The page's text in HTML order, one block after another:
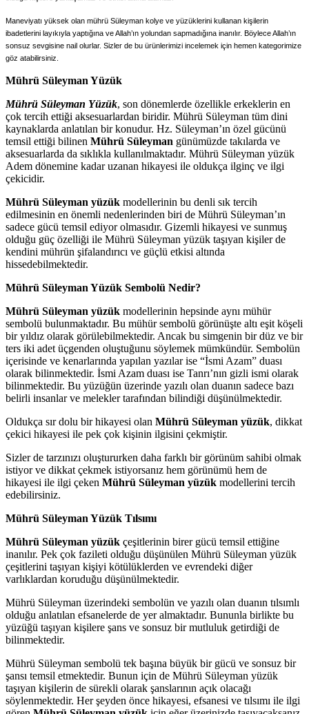
Maneviyatı yüksek olan mührü Süleyman kolye ve yüzüklerini kullanan kişilerin
ibadetlerini layıkıyla yaptığına ve Allah’ın yolundan sapmadığına inanılır. Böylece Allah’ın
sonsuz sevgisine nail olurlar. Sizler de bu ürünlerimizi incelemek için hemen kategorimize
göz atabilirsiniz.
Mührü Süleyman Yüzük
Mührü Süleyman Yüzük, son dönemlerde özellikle erkeklerin en
çok tercih ettiği aksesuarlardan biridir. Mührü Süleyman tüm dini
kaynaklarda anlatılan bir konudur. Hz. Süleyman’ın özel gücünü
temsil ettiği bilinen Mührü Süleyman günümüzde takılarda ve
aksesuarlarda da sıklıkla kullanılmaktadır. Mührü Süleyman yüzük
Adem dönemine kadar uzanan hikayesi ile oldukça ilginç ve ilgi
çekicidir.
Mührü Süleyman yüzük modellerinin bu denli sık tercih
edilmesinin en önemli nedenlerinden biri de Mührü Süleyman’ın
sadece gücü temsil ediyor olmasıdır. Gizemli hikayesi ve sunmuş
olduğu güç özelliği ile Mührü Süleyman yüzük taşıyan kişiler de
kendini mührün şifalandırıcı ve güçlü etkisi altında
hissedebilmektedir.
Mührü Süleyman Yüzük Sembolü Nedir?
Mührü Süleyman yüzük modellerinin hepsinde aynı mühür
sembolü bulunmaktadır. Bu mühür sembolü görünüşte altı eşit köşeli
bir yıldız olarak görülebilmektedir. Ancak bu simgenin bir düz ve bir
ters iki adet üçgenden oluştuğunu söylemek mümkündür. Sembolün
içerisinde ve kenarlarında yapılan yazılar ise “İsmi Azam” duası
olarak bilinmektedir. İsmi Azam duası ise Tanrı’nın gizli ismi olarak
bilinmektedir. Bu yüzüğün üzerinde yazılı olan duanın sadece bazı
belirli insanlar ve melekler tarafından bilindiği düşünülmektedir.
Oldukça sır dolu bir hikayesi olan Mührü Süleyman yüzük, dikkat
çekici hikayesi ile pek çok kişinin ilgisini çekmiştir.
Sizler de tarzınızı oluştururken daha farklı bir görünüm sahibi olmak
istiyor ve dikkat çekmek istiyorsanız hem görünümü hem de
hikayesi ile ilgi çeken Mührü Süleyman yüzük modellerini tercih
edebilirsiniz.
Mührü Süleyman Yüzük Tılsımı
Mührü Süleyman yüzük çeşitlerinin birer gücü temsil ettiğine
inanılır. Pek çok fazileti olduğu düşünülen Mührü Süleyman yüzük
çeşitlerini taşıyan kişiyi kötülüklerden ve evrendeki diğer
varlıklardan koruduğu düşünülmektedir.
Mührü Süleyman üzerindeki sembolün ve yazılı olan duanın tılsımlı
olduğu anlatılan efsanelerde de yer almaktadır. Bununla birlikte bu
yüzüğü taşıyan kişilere şans ve sonsuz bir mutluluk getirdiği de
bilinmektedir.
Mührü Süleyman sembolü tek başına büyük bir gücü ve sonsuz bir
şansı temsil etmektedir. Bunun için de Mührü Süleyman yüzük
taşıyan kişilerin de sürekli olarak şanslarının açık olacağı
söylenmektedir. Her şeyden önce hikayesi, efsanesi ve tılsımı ile ilgi